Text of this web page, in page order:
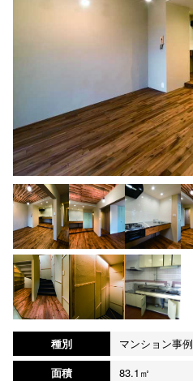
種別
マンション事例
面積
83.1㎡